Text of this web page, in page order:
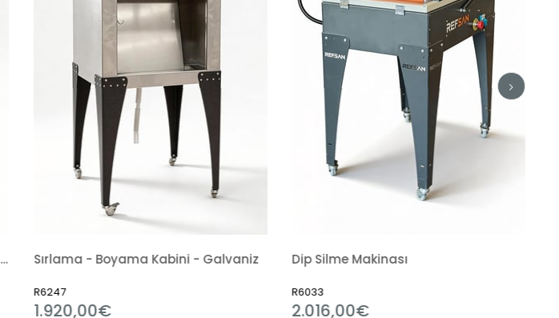
Sırlama - Boyama Kabini - Paslanmaz Sırlama - Boyama Kabini - Galvaniz
R6247
1.920,00€
Dip Silme Makinası
R6033
2.016,00€